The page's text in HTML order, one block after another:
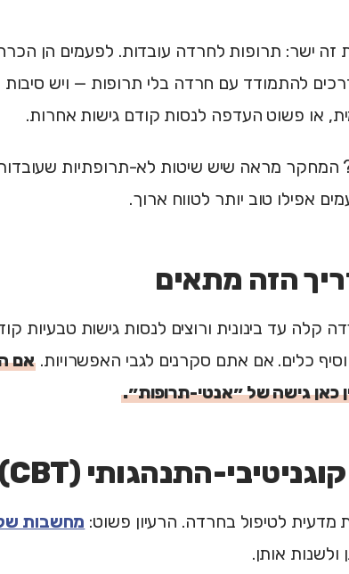
זה ישר: תרופות לחרדה עובדות. לפעמים הן
להתמודד עם חרדה בלי תרופות — ויש סיבות
או פשוט העדפה לנסות קודם גישות אחרות.
המחקר מראה שיש שיטות לא-תרופתיות
אפילו טוב יותר לטווח ארוך.
הזה מתאים
קלה עד בינונית ורוצים לנסות גישות טבעיות
כלים. אם אתם סקרנים לגבי האפשרויות. אם
כאן גישה של ״אנטי-תרופות״.
מדעית לטיפול בחרדה. הרעיון פשוט: מחשבות
ולשנות אותן.